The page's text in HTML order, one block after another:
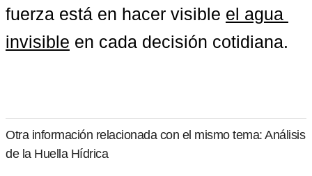
fuerza está en hacer visible el agua
invisible en cada decisión cotidiana.
Otra información relacionada con el mismo tema: Análisis
de la Huella Hídrica